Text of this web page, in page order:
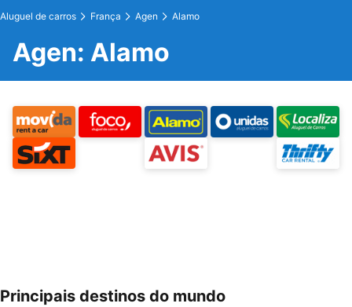
Aluguel de carros França Agen Alamo
Agen: Alamo
Principais destinos do mundo